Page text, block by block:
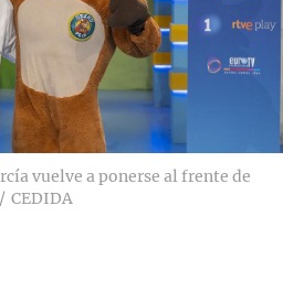
vuelve a ponerse al frente de
CEDIDA